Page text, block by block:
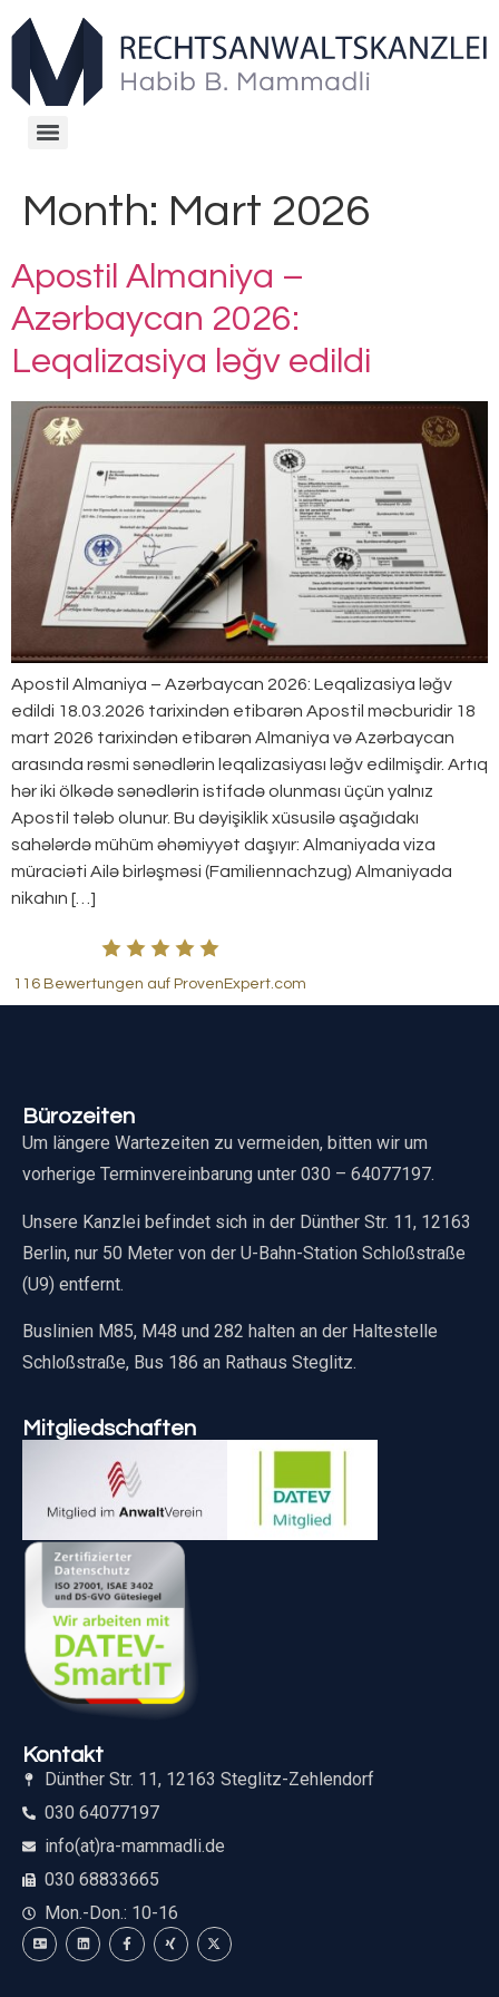
Month: Mart 2026
Apostil Almaniya –
Azərbaycan 2026:
Leqalizasiya ləğv edildi
Apostil Almaniya – Azərbaycan 2026: Leqalizasiya ləğv
edildi 18.03.2026 tarixindən etibarən Apostil məcburidir 18
mart 2026 tarixindən etibarən Almaniya və Azərbaycan
arasında rəsmi sənədlərin leqalizasiyası ləğv edilmişdir. Artıq
hər iki ölkədə sənədlərin istifadə olunması üçün yalnız
Apostil tələb olunur. Bu dəyişiklik xüsusilə aşağıdakı
sahələrdə mühüm əhəmiyyət daşıyır: Almaniyada viza
müraciəti Ailə birləşməsi (Familiennachzug) Almaniyada
nikahın […]
116 Bewertungen auf ProvenExpert.com
Bürozeiten
Um längere Wartezeiten zu vermeiden, bitten wir um
vorherige Terminvereinbarung unter 030 – 64077197.
Unsere Kanzlei befindet sich in der Dünther Str. 11, 12163
Berlin, nur 50 Meter von der U-Bahn-Station Schloßstraße
(U9) entfernt.
Buslinien M85, M48 und 282 halten an der Haltestelle
Schloßstraße, Bus 186 an Rathaus Steglitz.
Mitgliedschaften
Kontakt
Dünther Str. 11, 12163 Steglitz-Zehlendorf
030 64077197
info(at)ra-mammadli.de
030 68833665
Mon.-Don.: 10-16